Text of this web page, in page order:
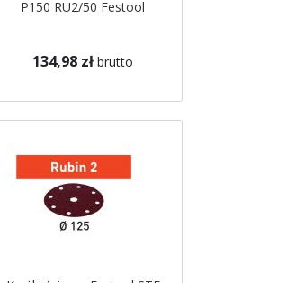
P150 RU2/50 Festool
134,98 zł brutto